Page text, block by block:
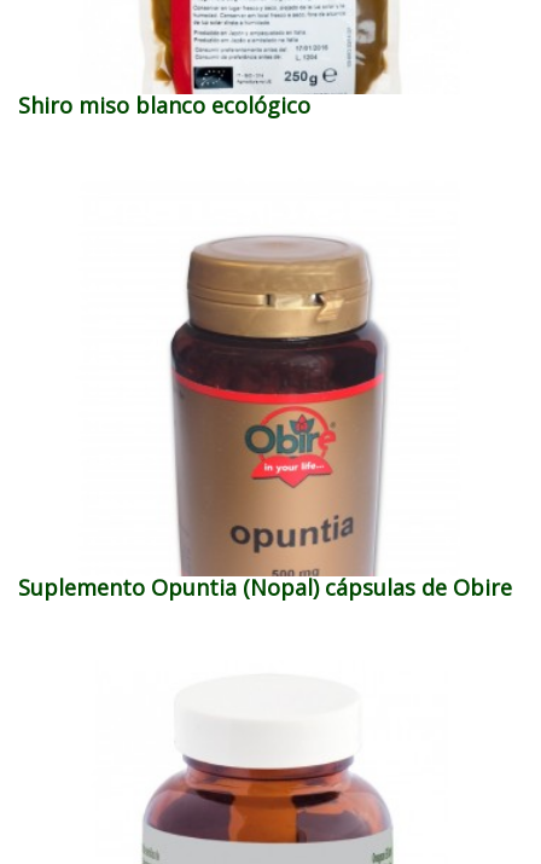
Shiro miso blanco ecológico
Suplemento Opuntia (Nopal) cápsulas de Obire